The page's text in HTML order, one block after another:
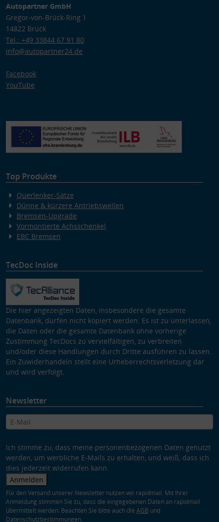
Autopartner GmbH
Gregor-von-Brück-Ring 1
14822 Brück
Tel.: +49 33844 67 91 80
info@autopartner24.de
Facebook
YouTube
Top Produkte
Querlenker-Sätze
Dünne & kürzere Antriebswellen
Bremsen-Upgrade
Vormontierte Achsschenkel
EBC Bremsen
TecDoc Inside
Die hier angezeigten Daten, insbesondere die gesamte
Datenbank, dürfen nicht kopiert werden. Es ist zu unterlassen,
die Daten oder die gesamte Datenbank ohne vorherige
Zustimmung TecDocs zu vervielfältigen, zu verbreiten
und/oder diese Handlungen durch Dritte ausführen zu lassen.
Ein Zuwiderhandeln stellt eine Urheberrechtsverletzung dar
und wird verfolgt.
Newsletter
Ich stimme zu, dass meine personenbezogenen Daten genutzt
werden, um werbliche E-Mails zu erhalten, und weiß, dass ich
dies jederzeit widerrufen kann.
Anmelden
Für den Versand unserer Newsletter nutzen wir rapidmail. Mit Ihrer
Anmeldung stimmen Sie zu, dass die eingegebenen Daten an rapidmail
übermittelt werden. Beachten Sie bitte auch die AGB und
Datenschutzbestimmungen.